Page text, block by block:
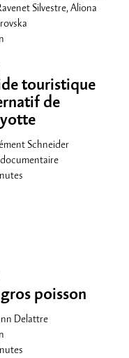
Silvestre, Aliona
touristique
de
Schneider
poisson
Delattre